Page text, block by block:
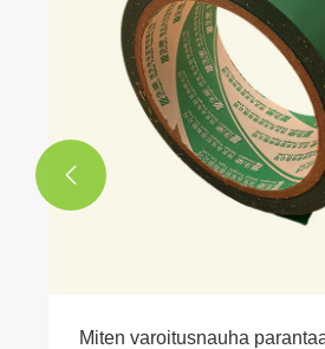
Miten varoitusnauha
